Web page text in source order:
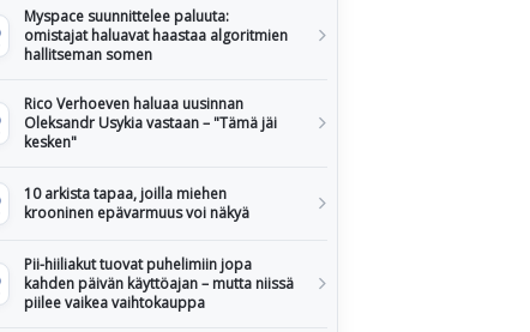
Myspace suunnittelee paluuta:
omistajat haluavat haastaa algoritmien
hallitseman somen
Rico Verhoeven haluaa uusinnan
Oleksandr Usykia vastaan – "Tämä jäi
kesken"
10 arkista tapaa, joilla miehen
krooninen epävarmuus voi näkyä
Pii-hiiliakut tuovat puhelimiin jopa
kahden päivän käyttöajan – mutta niissä
piilee vaikea vaihtokauppa